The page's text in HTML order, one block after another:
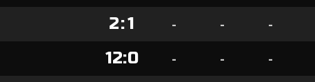
2:1 - - -
12:0 - - -